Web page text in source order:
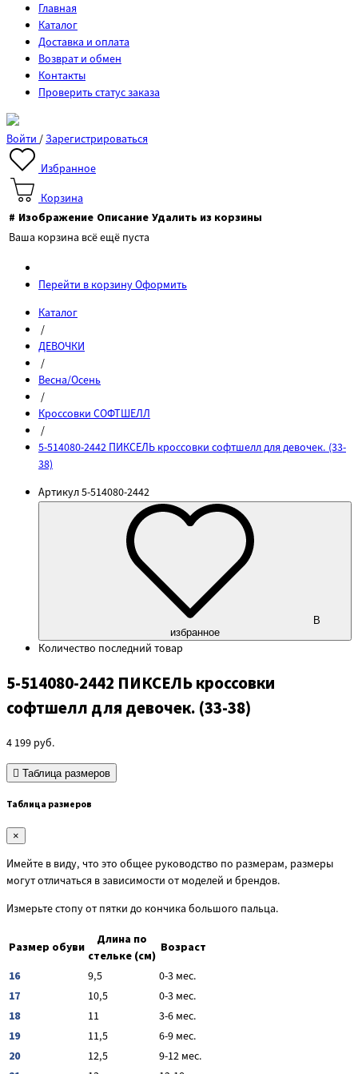
Главная
Каталог
Доставка и оплата
Возврат и обмен
Контакты
Проверить статус заказа
Войти/Зарегистрироваться
Избранное
Корзина
# Изображение Описание Удалить из корзины
Ваша корзина всё ещё пуста
Перейти в корзинуОформить
Каталог
/
ДЕВОЧКИ
/
Весна/Осень
/
Кроссовки СОФТШЕЛЛ
/
5-514080-2442 ПИКСЕЛЬ кроссовки софтшелл для девочек. (33-
38)
Артикул5-514080-2442
В
избранное
Количество последний товар
5-514080-2442 ПИКСЕЛЬ кроссовки
софтшелл для девочек. (33-38)
4 199 руб.
Таблица размеров
Таблица размеров
×
Имейте в виду, что это общее руководство по размерам, размеры
могут отличаться в зависимости от моделей и брендов.
Измерьте стопу от пятки до кончика большого пальца.
Размер обуви
Длина по
стельке (см)
Возраст
16
9,5
0-3 мес.
17
10,5
0-3 мес.
18
11
3-6 мес.
19
11,5
6-9 мес.
20
12,5
9-12 мес.